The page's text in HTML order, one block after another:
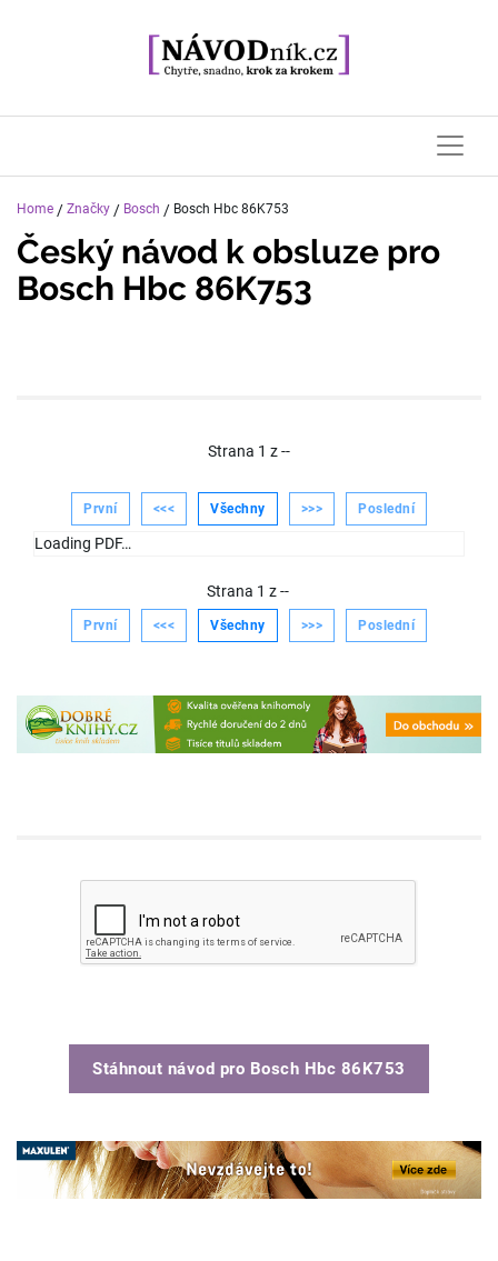
Home / Značky / Bosch / Bosch Hbc 86K753
Český návod k obsluze pro
Bosch Hbc 86K753
Strana 1 z--
První <<< Všechny >>> Poslední
Loading PDF…
Strana 1 z--
První <<< Všechny >>> Poslední
Stáhnout návod pro Bosch Hbc 86K753